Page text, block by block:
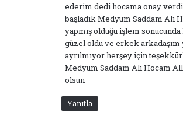
ederim dedi hocama onay
başladık Medyum Saddam Ali
yapmış olduğu işlem
güzel oldu ve erkek arkadaşım
ayrılmıyor herşey için
Medyum Saddam Ali Hocam
olsun
Yanıtla